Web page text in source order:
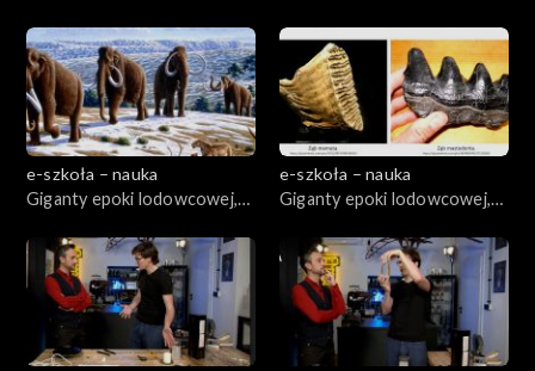
e-szkoła – nauka
Giganty epoki lodowcowej,
e-szkoła – nauka
Giganty epoki lodowcowej,